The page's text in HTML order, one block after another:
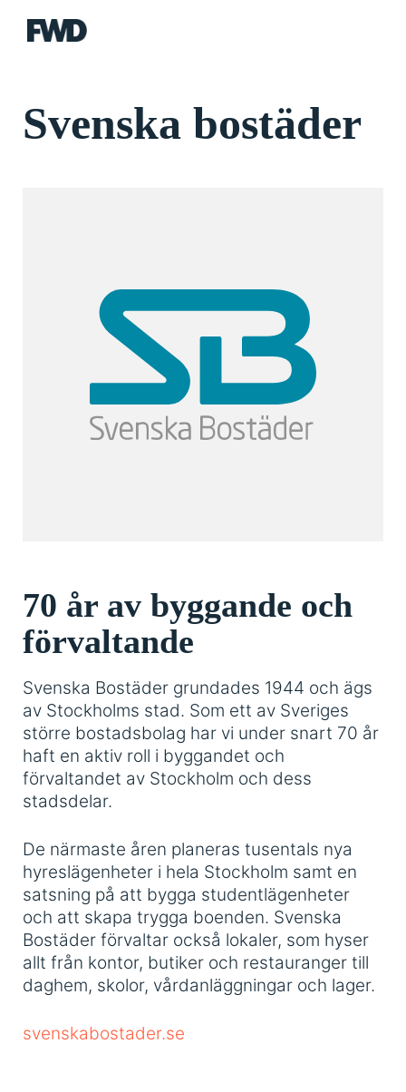
FWD
Svenska bostäder
70 år av byggande och
förvaltande
Svenska Bostäder grundades 1944 och ägs
av Stockholms stad. Som ett av Sveriges
större bostadsbolag har vi under snart 70 år
haft en aktiv roll i byggandet och
förvaltandet av Stockholm och dess
stadsdelar.
De närmaste åren planeras tusentals nya
hyreslägenheter i hela Stockholm samt en
satsning på att bygga studentlägenheter
och att skapa trygga boenden. Svenska
Bostäder förvaltar också lokaler, som hyser
allt från kontor, butiker och restauranger till
daghem, skolor, vårdanläggningar och lager.
svenskabostader.se